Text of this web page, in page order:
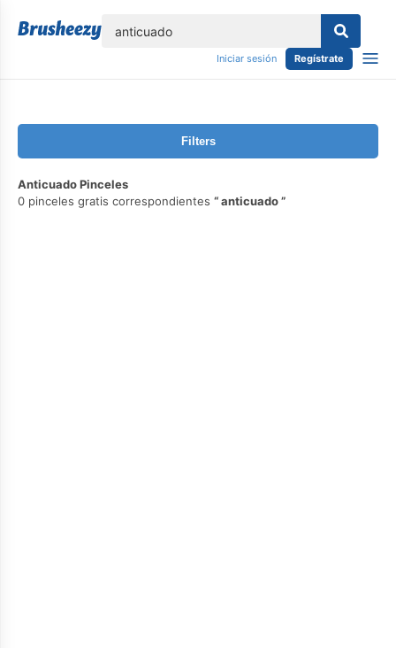
Iniciar sesión Regístrate
Filters
Anticuado Pinceles
0 pinceles gratis correspondientes
anticuado